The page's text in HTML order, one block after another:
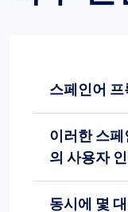
스페인어
이러한 스
의 사용자
동시에 몇